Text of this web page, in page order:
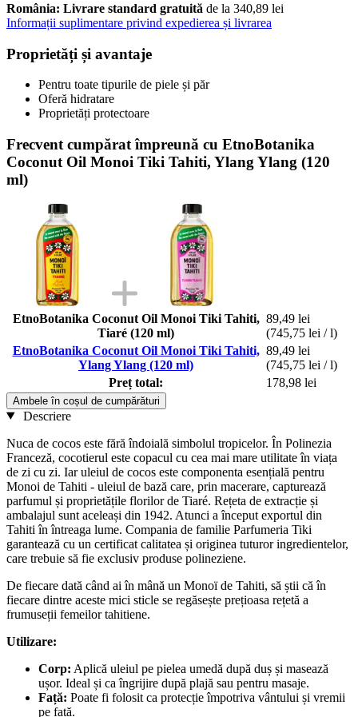
România: Livrare standard gratuită de la 340,89 lei
Informații suplimentare privind expedierea și livrarea
Proprietăți și avantaje
Pentru toate tipurile de piele și păr
Oferă hidratare
Proprietăți protectoare
Frecvent cumpărat împreună cu EtnoBotanika
Coconut Oil Monoi Tiki Tahiti, Ylang Ylang (120
ml)
EtnoBotanika Coconut Oil Monoi Tiki Tahiti,
Tiaré (120 ml)
89,49 lei
(745,75 lei / l)
EtnoBotanika Coconut Oil Monoi Tiki Tahiti,
Ylang Ylang (120 ml)
89,49 lei
(745,75 lei / l)
Preț total:
178,98 lei
Ambele în coșul de cumpărături
Descriere
Nuca de cocos este fără îndoială simbolul tropicelor. În Polinezia
Franceză, cocotierul este copacul cu cea mai mare utilitate în viața
de zi cu zi. Iar uleiul de cocos este componenta esențială pentru
Monoi de Tahiti - uleiul de bază care, prin macerare, capturează
parfumul și proprietățile florilor de Tiaré. Rețeta de extracție și
ambalajul sunt aceleași din 1942. Atunci a început exportul din
Tahiti în întreaga lume. Compania de familie Parfumeria Tiki
garantează cu un certificat calitatea și originea tuturor ingredientelor,
care trebuie să fie exclusiv produse polineziene.
De fiecare dată când ai în mână un Monoï de Tahiti, să știi că în
fiecare dintre aceste mici sticle se regăsește prețioasa rețetă a
frumuseții femeilor tahitiene.
Utilizare:
Corp: Aplică uleiul pe pielea umedă după duș și masează
ușor. Ideal și ca îngrijire după plajă sau pentru masaje.
Față: Poate fi folosit ca protecție împotriva vântului și vremii
pe față.